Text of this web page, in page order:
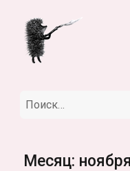
Искать:
Месяц: